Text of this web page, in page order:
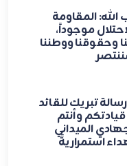
الله: المقاومة
موجوداً،
وحقوقنا ووطننا
تبريك للقائد
قيادتكم وأنتم
الميداني
استمراريةً